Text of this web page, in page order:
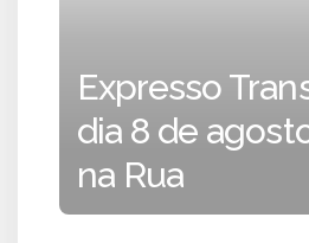
Expresso
dia 8 de
na Rua